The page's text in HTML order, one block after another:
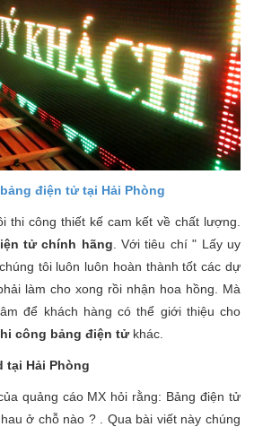
điện tử tại Hải Phòng
thi công thiết kế cam kết về chất lượng.
tử chính hãng . Với tiêu chí " Lấy uy
tôi luôn luôn hoàn thành tốt các dự
làm cho xong rồi nhận hoa hồng. Mà
để khách hàng có thể giới thiệu cho
công bảng điện tửkhác.
tại Hải Phòng
quảng cáo MX hỏi rằng: Bảng điện tử
ở chỗ nào ? . Qua bài viết này chúng